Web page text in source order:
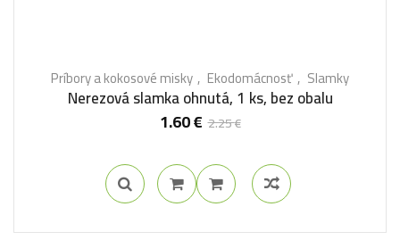
Príbory a kokosové misky Ekodomácnosť Slamky
Nerezová slamka ohnutá, 1 ks, bez obalu
2.25€
1.60€